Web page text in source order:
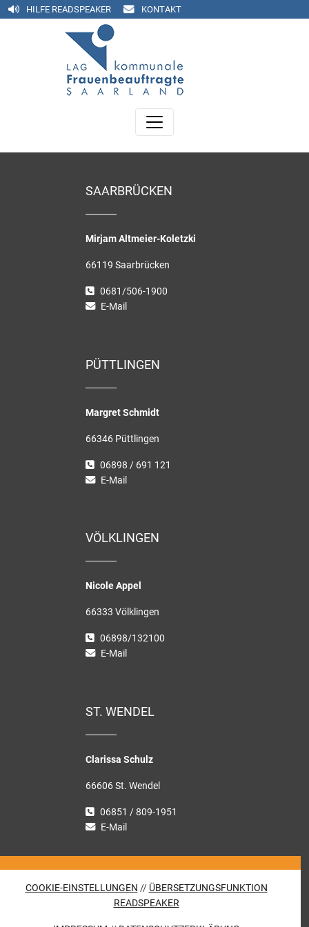
HILFE READSPEAKER KONTAKT
SAARBRÜCKEN
Mirjam Altmeier-Koletzki
66119 Saarbrücken
0681/506-1900
E-Mail
PÜTTLINGEN
Margret Schmidt
66346 Püttlingen
06898 / 691 121
E-Mail
VÖLKLINGEN
Nicole Appel
66333 Völklingen
06898/132100
E-Mail
ST. WENDEL
Clarissa Schulz
66606 St. Wendel
06851 / 809-1951
E-Mail
COOKIE-EINSTELLUNGEN // ÜBERSETZUNGSFUNKTION
READSPEAKER